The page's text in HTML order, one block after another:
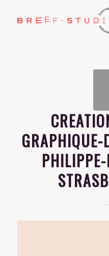
GRAPHIQUE-